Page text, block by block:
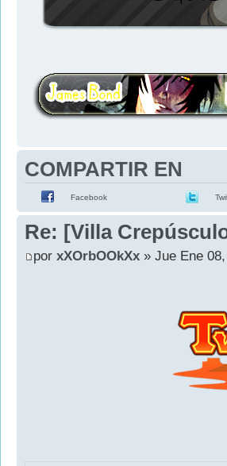
COMPARTIR EN
Facebook
Re: [Villa
por xXOrbOOkXx » Jue Ene